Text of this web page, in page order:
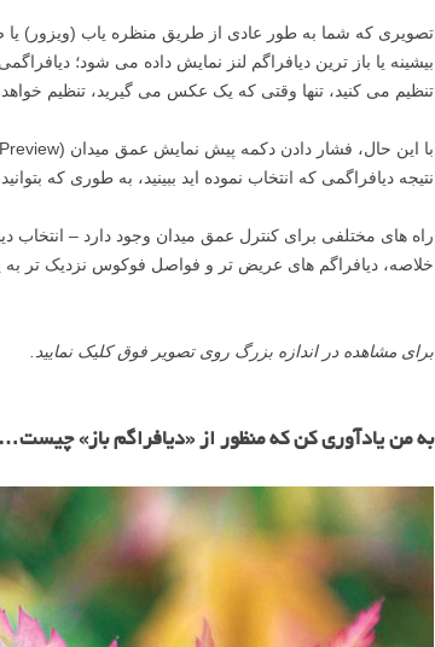
بیشینه یا باز ترین دیافراگم لنز نمایش داده می شود؛
تنظیم می کنید، تنها وقتی که یک عکس می گیرید، تنظیم
نتیجه دیافراگمی که انتخاب نموده اید ببینید، به طوری که
راه های مختلفی برای کنترل عمق میدان وجود دارد – انتخاب
خلاصه، دیافراگم های عریض تر و فواصل فوکوس نزدیک تر